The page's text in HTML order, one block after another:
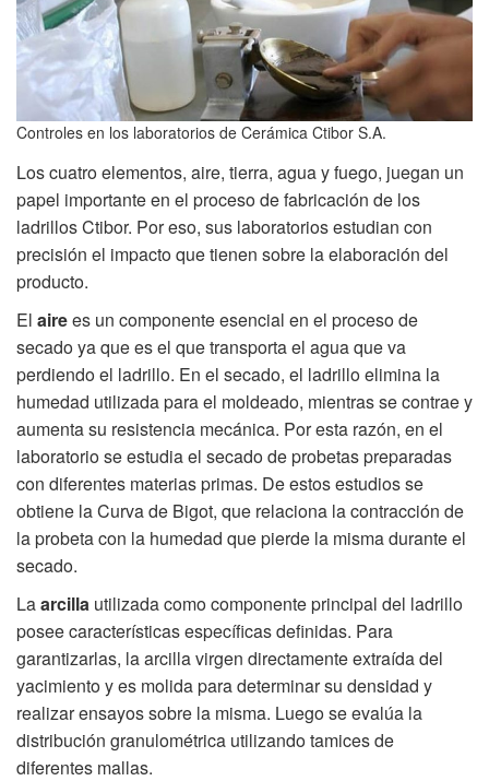
Controles en los laboratorios de Cerámica Ctibor S.A.
Los cuatro elementos, aire, tierra, agua y fuego, juegan un
papel importante en el proceso de fabricación de los
ladrillos Ctibor. Por eso, sus laboratorios estudian con
precisión el impacto que tienen sobre la elaboración del
producto.
El airees un componente esencial en el proceso de
secado ya que es el que transporta el agua que va
perdiendo el ladrillo. En el secado, el ladrillo elimina la
humedad utilizada para el moldeado, mientras se contrae y
aumenta su resistencia mecánica. Por esta razón, en el
laboratorio se estudia el secado de probetas preparadas
con diferentes materias primas. De estos estudios se
obtiene la Curva de Bigot, que relaciona la contracción de
la probeta con la humedad que pierde la misma durante el
secado.
Laarcilla utilizada como componente principal del ladrillo
posee características específicas definidas. Para
garantizarlas, la arcilla virgen directamente extraída del
yacimiento y es molida para determinar su densidad y
realizar ensayos sobre la misma. Luego se evalúa la
distribución granulométrica utilizando tamices de
diferentes mallas.